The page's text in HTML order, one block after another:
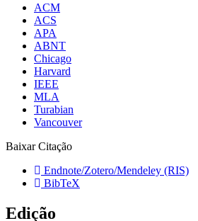
ACM
ACS
APA
ABNT
Chicago
Harvard
IEEE
MLA
Turabian
Vancouver
Baixar Citação
Endnote/Zotero/Mendeley (RIS)
BibTeX
Edição